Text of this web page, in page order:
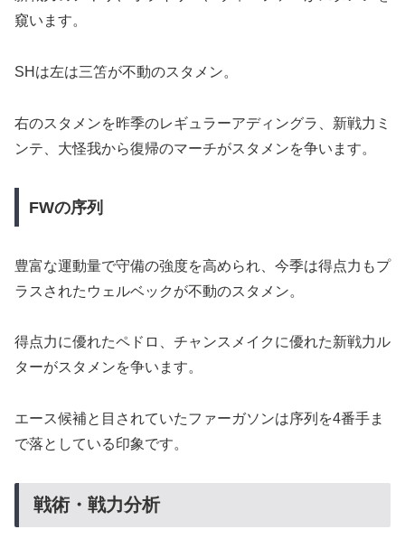
窺います。
SHは左は三笘が不動のスタメン。
右のスタメンを昨季のレギュラーアディングラ、新戦力ミ
ンテ、大怪我から復帰のマーチがスタメンを争います。
FWの序列
豊富な運動量で守備の強度を高められ、今季は得点力もプ
ラスされたウェルベックが不動のスタメン。
得点力に優れたペドロ、チャンスメイクに優れた新戦力ル
ターがスタメンを争います。
エース候補と目されていたファーガソンは序列を4番手ま
で落としている印象です。
戦術・戦力分析